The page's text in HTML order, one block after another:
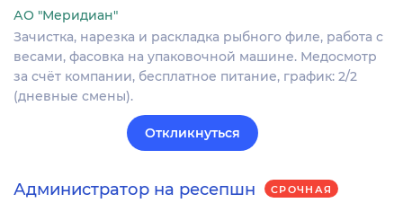
АО "Меридиан"
Зачистка, нарезка и раскладка рыбного филе, работа с
весами, фасовка на упаковочной машине. Медосмотр
за счёт компании, бесплатное питание, график: 2/2
(дневные смены).
Откликнуться
Администратор на ресепшн СРОЧНАЯ